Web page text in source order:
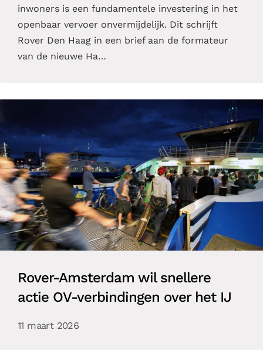
inwoners is een fundamentele investering in het
openbaar vervoer onvermijdelijk. Dit schrijft
Rover Den Haag in een brief aan de formateur
van de nieuwe Ha…
Rover-Amsterdam wil snellere
actie OV-verbindingen over het IJ
11 maart 2026